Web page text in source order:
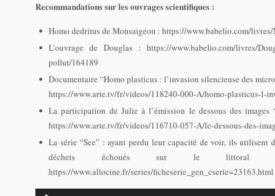
Recommandations sur les ouvrages scientifiques :
Homo dedritus de Monsaigeon : https://www.babelio.com/
L’ouvrage de Douglas : https://www.babelio.com/livres/
pollut/164189
Documentaire “Homo plasticus : l’invasion silencieuse des
https://www.arte.tv/fr/videos/118240-000-A/homo-plasticus-l-
La participation de Julie à l’émission le dessous des images
https://www.arte.tv/fr/videos/116710-057-A/le-dessous-des-
La série “See” : ayant perdu leur capacité de voir, ils
déchets échoués sur le littoral
https://www.allocine.fr/series/ficheserie_gen_cserie=23163.html